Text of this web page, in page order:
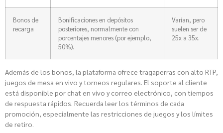
Bonos de
recarga
Bonificaciones en depósitos
posteriores, normalmente con
porcentajes menores (por ejemplo,
50%).
Varían, pero
suelen ser de
25x a 35x.
Además de los bonos, la plataforma ofrece tragaperras con alto RTP,
juegos de mesa en vivo y torneos regulares. El soporte al cliente
está disponible por chat en vivo y correo electrónico, con tiempos
de respuesta rápidos. Recuerda leer los términos de cada
promoción, especialmente las restricciones de juegos y los límites
de retiro.